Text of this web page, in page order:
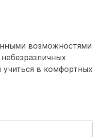
возможностями
в комфортных